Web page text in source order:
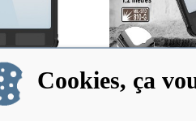
Cookies, ça